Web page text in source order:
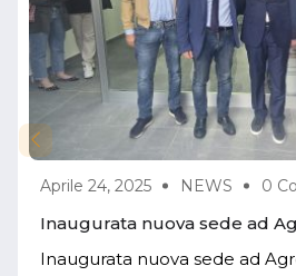
Aprile 24, 2025 NEWS 0
Inaugurata nuova sede ad
Inaugurata nuova sede ad